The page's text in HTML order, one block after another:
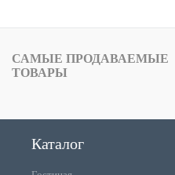
САМЫЕ ПРОДАВАЕМЫЕ
ТОВАРЫ
Каталог